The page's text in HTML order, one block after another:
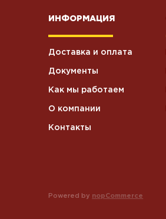
ИНФОРМАЦИЯ
Доставка и оплата
Документы
Как мы работаем
О компании
Контакты
Powered by nopCommerce